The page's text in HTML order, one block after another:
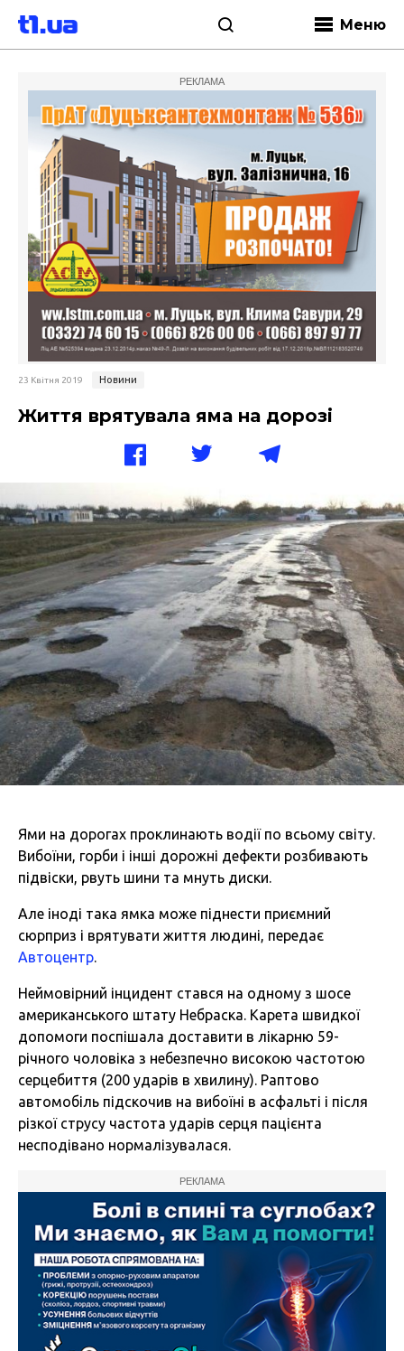
Меню
РЕКЛАМА
23 Квітня 2019 Новини
Життя врятувала яма на дорозі
Ями на дорогах проклинають водії по всьому світу.
Вибоїни, горби і інші дорожні дефекти розбивають
підвіски, рвуть шини та мнуть диски.
Але іноді така ямка може піднести приємний
сюрприз і врятувати життя людині, передає
Автоцентр.
Неймовірний інцидент стався на одному з шосе
американського штату Небраска. Карета швидкої
допомоги поспішала доставити в лікарню 59-
річного чоловіка з небезпечно високою частотою
серцебиття (200 ударів в хвилину). Раптово
автомобіль підскочив на вибоїні в асфальті і після
різкої струсу частота ударів серця пацієнта
несподівано нормалізувалася.
РЕКЛАМА